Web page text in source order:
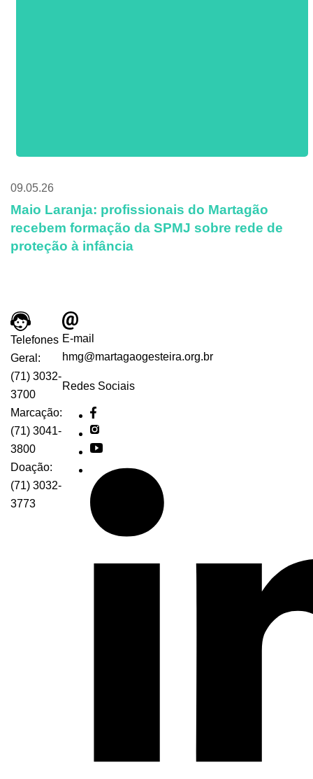
09.05.26
Maio Laranja: profissionais do Martagão
recebem formação da SPMJ sobre rede de
proteção à infância
Telefones
Geral:
(71) 3032-
3700
Marcação:
(71) 3041-
3800
Doação:
(71) 3032-
3773
E-mail
hmg@martagaogesteira.org.br
Redes Sociais